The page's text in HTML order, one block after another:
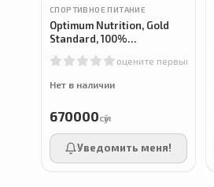
СПОРТИВНОЕ ПИТАНИЕ
Optimum Nutrition, Gold
Standard, 100%
Whey protein, 899гоцените первым
Нет в наличии
670000сӯм
Уведомить меня!